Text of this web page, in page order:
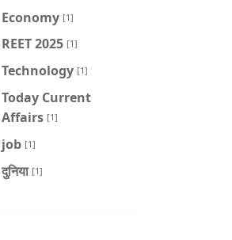
Economy [1]
REET 2025 [1]
Technology [1]
Today Current
Affairs [1]
job [1]
दुनिया [1]